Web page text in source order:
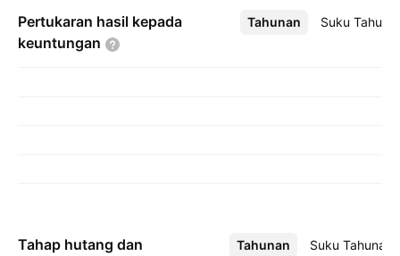
Pertukaran hasil kepada
keuntungan
Tahunan Suku
Lebih
Tahap hutang dan
Tahunan Suku Tahunan
Lebih